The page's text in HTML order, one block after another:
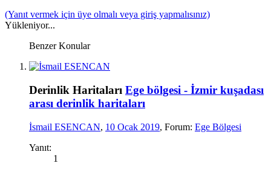
(Yanıt vermek için üye olmalı veya giriş yapmalısınız)
Yükleniyor...
Benzer Konular
Derinlik Haritaları Ege bölgesi - İzmir kuşadası
arası derinlik haritaları
İsmail ESENCAN, 10 Ocak 2019, Forum: Ege Bölgesi
Yanıt:
1